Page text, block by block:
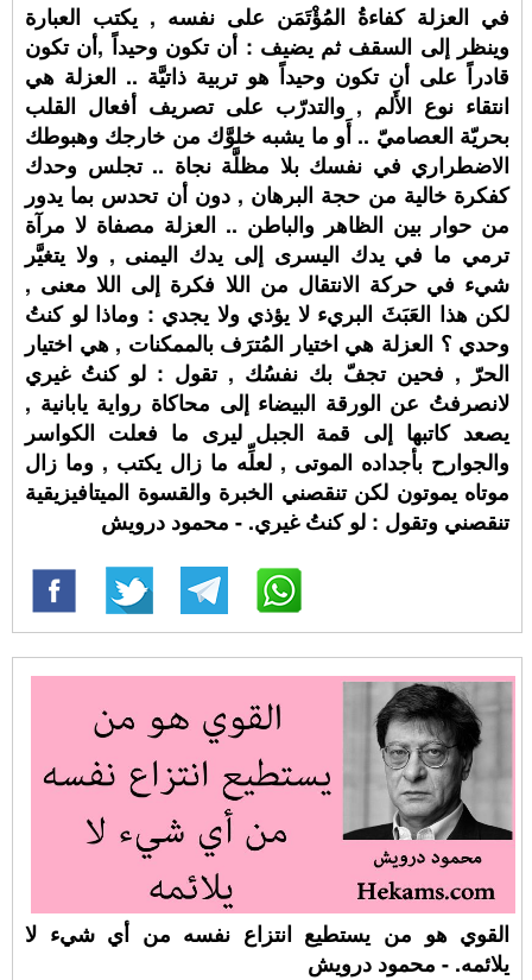
في العزلة كفاءةُ المُؤْتَمَن على نفسه , يكتب العبارة
وينظر إلى السقف ثم يضيف : أن تكون وحيداً ,أن تكون
قادراً على أن تكون وحيداً هو تربية ذاتيَّة .. العزلة هي
انتقاء نوع الأَلم , والتدرّب على تصريف أفعال القلب
بحريّة العصاميّ .. أَو ما يشبه خلوَّك من خارجك وهبوطك
الاضطراري في نفسك بلا مظلَّة نجاة .. تجلس وحدك
كفكرة خالية من حجة البرهان , دون أن تحدس بما يدور
من حوار بين الظاهر والباطن .. العزلة مصفاة لا مرآة
ترمي ما في يدك اليسرى إلى يدك اليمنى , ولا يتغيَّر
شيء في حركة الانتقال من اللا فكرة إلى اللا معنى ,
لكن هذا العَبَثَ البريء لا يؤذي ولا يجدي : وماذا لو كنتُ
وحدي ؟ العزلة هي اختيار المُترَف بالممكنات , هي اختيار
الحرّ , فحين تجفّ بك نفسُك , تقول : لو كنتُ غيري
لانصرفتُ عن الورقة البيضاء إلى محاكاة رواية يابانية ,
يصعد كاتبها إلى قمة الجبل ليرى ما فعلت الكواسر
والجوارح بأجداده الموتى , لعلِّه ما زال يكتب , وما زال
موتاه يموتون لكن تنقصني الخبرة والقسوة الميتافيزيقية
تنقصني وتقول : لو كنتُ غيري. - محمود درويش
القوي هو من يستطيع انتزاع نفسه من أي شيء لا
يلائمه. - محمود درويش